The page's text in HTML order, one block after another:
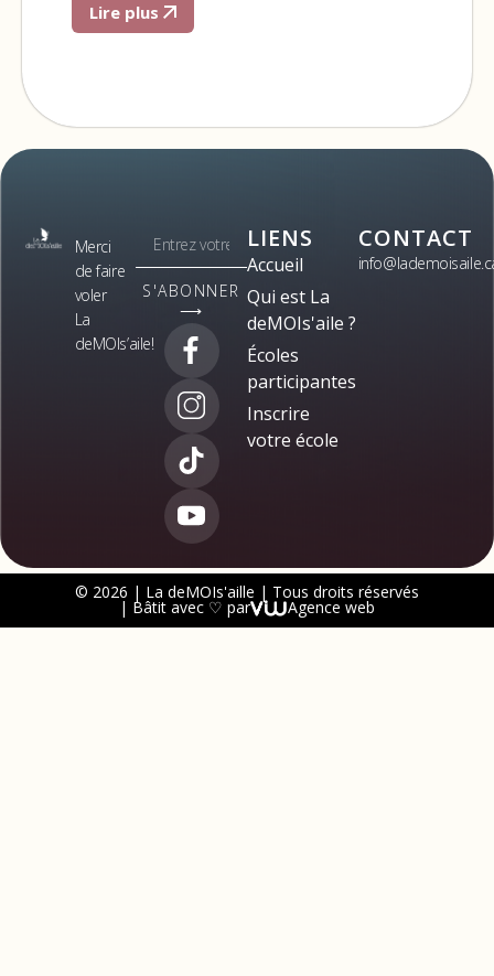
Lire plus
Merci
de faire
voler
La
deMOIs’aile!
S'ABONNER
⟶
LIENS
Accueil
Qui est La
deMOIs'aile ?
Écoles
participantes
Inscrire
votre école
CONTACT
© 2026 | La deMOIs'aille | Tous droits réservés
| Bâtit avec ♡ par Agence web